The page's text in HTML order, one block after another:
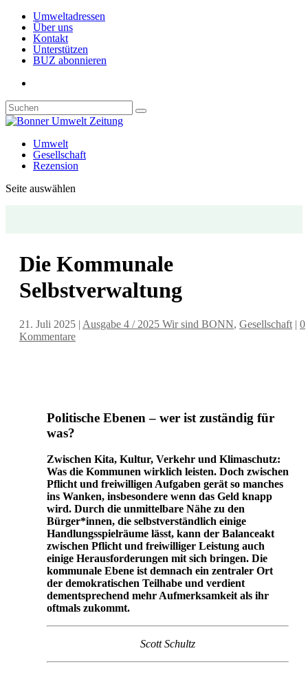
Umweltadressen
Über uns
Kontakt
Unterstützen
BUZ abonnieren
Umwelt
Gesellschaft
Rezension
Seite auswählen
Die Kommunale
Selbstverwaltung
21. Juli 2025 | Ausgabe 4 / 2025 Wir sind BONN, Gesellschaft | 0
Kommentare
Politische Ebenen – wer ist zuständig für
was?
Zwischen Kita, Kultur, Verkehr und Klimaschutz:
Was die Kommunen wirklich leisten. Doch zwischen
Pflicht und freiwilligen Aufgaben gerät so manches
ins Wanken, insbesondere wenn das Geld knapp
wird. Durch die unmittelbare Nähe zu den
Bürger*innen, die selbstverständlich einige
Handlungsspielräume lässt, kann der Balanceakt
zwischen Pflicht und freiwilliger Leistung auch
einige Herausforderungen mit sich bringen. Die
kommunale Ebene ist demnach ein zentraler Ort
der demokratischen Teilhabe und verdient
dementsprechend mehr Aufmerksamkeit als ihr
oftmals zukommt.
Scott Schultz